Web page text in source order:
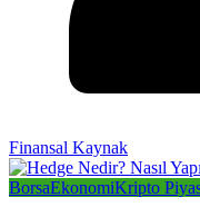
Finansal Kaynak
BorsaEkonomiKripto